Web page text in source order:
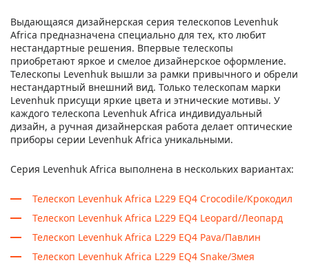
Выдающаяся дизайнерская серия телескопов Levenhuk
Africa предназначена специально для тех, кто любит
нестандартные решения. Впервые телескопы
приобретают яркое и смелое дизайнерское оформление.
Телескопы Levenhuk вышли за рамки привычного и обрели
нестандартный внешний вид. Только телескопам марки
Levenhuk присущи яркие цвета и этнические мотивы. У
каждого телескопа Levenhuk Africa индивидуальный
дизайн, а ручная дизайнерская работа делает оптические
приборы серии Levenhuk Africa уникальными.
Серия Levenhuk Africa выполнена в нескольких вариантах:
Телескоп Levenhuk Africa L229 EQ4 Crocodile/Крокодил
Телескоп Levenhuk Africa L229 EQ4 Leopard/Леопард
Телескоп Levenhuk Africa L229 EQ4 Pava/Павлин
Телескоп Levenhuk Africa L229 EQ4 Snake/Змея